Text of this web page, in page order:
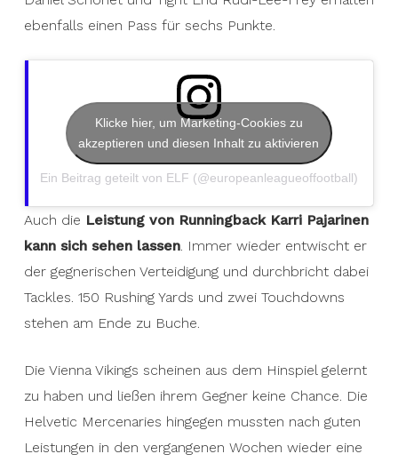
ebenfalls einen Pass für sechs Punkte.
Ein Beitrag geteilt von ELF (@europeanleagueoffootball)
Klicke hier, um Marketing-Cookies zu
akzeptieren und diesen Inhalt zu aktivieren
Auch die Leistung von Runningback Karri Pajarinen
kann sich sehen lassen. Immer wieder entwischt er
der gegnerischen Verteidigung und durchbricht dabei
Tackles. 150 Rushing Yards und zwei Touchdowns
stehen am Ende zu Buche.
Die Vienna Vikings scheinen aus dem Hinspiel gelernt
zu haben und ließen ihrem Gegner keine Chance. Die
Helvetic Mercenaries hingegen mussten nach guten
Leistungen in den vergangenen Wochen wieder eine